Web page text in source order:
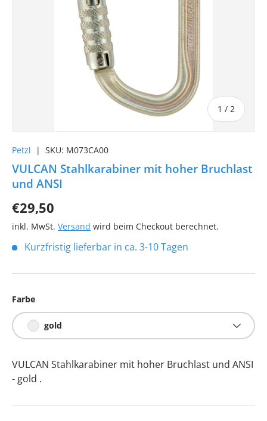
1 / von
2
Petzl | SKU: M073CA00
VULCAN Stahlkarabiner mit hoher Bruchlast
und ANSI
€29,50
inkl. MwSt. Versand wird beim Checkout berechnet.
Kurzfristig lieferbar in ca. 3-10 Tagen
Farbe
gold
VULCAN Stahlkarabiner mit hoher Bruchlast und ANSI
- gold .